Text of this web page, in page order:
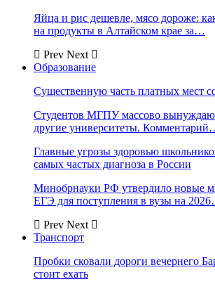
Яйца и рис дешевле, мясо дороже:
на продукты в Алтайском крае за…
Prev Next
Образование
Существенную часть платных мест
Студентов МГПУ массово
другие университеты.
Главные угрозы здоровью
самых частых диагноза в России
Минобрнауки РФ утвердило новые
ЕГЭ для поступления в вузы на
Prev Next
Транспорт
Пробки сковали дороги вечернего
стоит ехать